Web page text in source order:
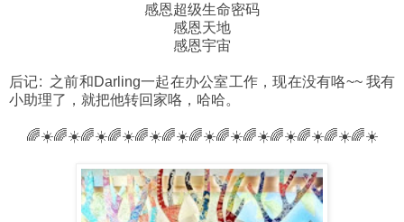
感恩超级生命密码
感恩天地
感恩宇宙
后记: 之前和Darling一起在办公室工作，现在没有咯~~ 我有
小助理了，就把他转回家咯，哈哈。
🌈☀️🌈☀️🌈☀️🌈☀️🌈☀️🌈☀️🌈☀️🌈☀️🌈☀️🌈☀️🌈☀️🌈☀️🌈☀️